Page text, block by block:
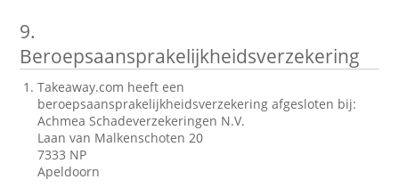
9.
Beroepsaansprakelijkheidsverzekering
Takeaway.com heeft een
beroepsaansprakelijkheidsverzekering afgesloten bij:
Achmea Schadeverzekeringen N.V.
Laan van Malkenschoten 20
7333 NP
Apeldoorn